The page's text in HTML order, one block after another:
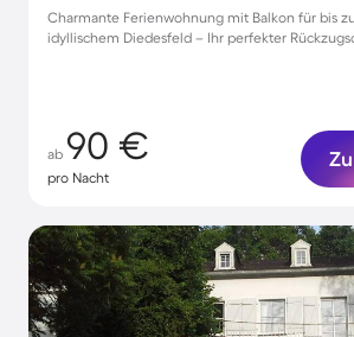
Charmante Ferienwohnung mit Balkon für bis
idyllischem Diedesfeld – Ihr perfekter
ab 90 €
pro Nacht